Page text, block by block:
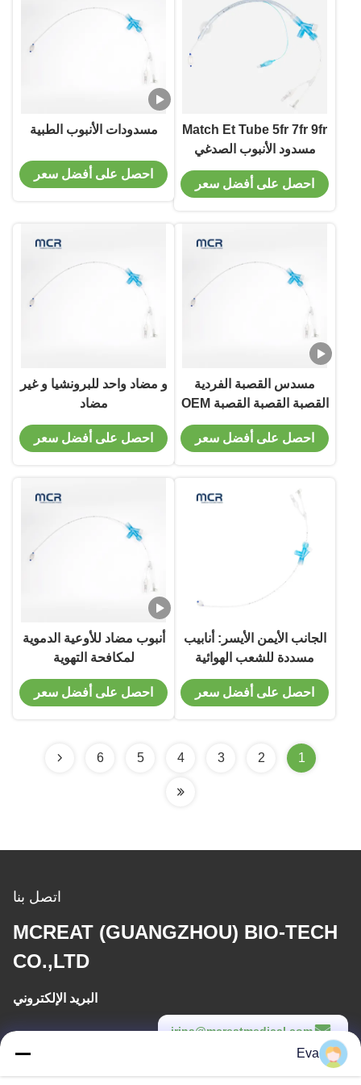
Match Et Tube 5fr 7fr 9fr
مسدود الأنبوب الصدغي
للتهوية الرئوية
احصل على أفضل سعر
مسدودات الأنبوب الطبية
احصل على أفضل سعر
مسدس القصبة الفردية
القصبة القصبة القصبة OEM
ISO
احصل على أفضل سعر
و مضاد واحد للبرونشيا و غير
مضاد
احصل على أفضل سعر
الجانب الأيمن الأيسر: أنابيب
مسددة للشعب الهوائية
المتاحة لحجم الكبار
والأطفال
احصل على أفضل سعر
أنبوب مضاد للأوعية الدموية
لمكافحة التهوية
احصل على أفضل سعر
1
2
3
4
5
6
اتصل بنا
MCREAT (GUANGZHOU) BIO-TECH
CO.,LTD
البريد الإلكتروني
irina@mcreatmedical.com
Eva